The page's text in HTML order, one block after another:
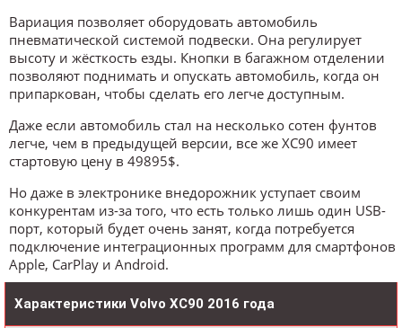
Вариация позволяет оборудовать автомобиль
пневматической системой подвески. Она регулирует
высоту и жёсткость езды. Кнопки в багажном отделении
позволяют поднимать и опускать автомобиль, когда он
припаркован, чтобы сделать его легче доступным.
Даже если автомобиль стал на несколько сотен фунтов
легче, чем в предыдущей версии, все же XC90 имеет
стартовую цену в 49895$.
Но даже в электронике внедорожник уступает своим
конкурентам из-за того, что есть только лишь один USB-
порт, который будет очень занят, когда потребуется
подключение интеграционных программ для смартфонов
Apple, CarPlay и Android.
Характеристики Volvo XC90 2016 года